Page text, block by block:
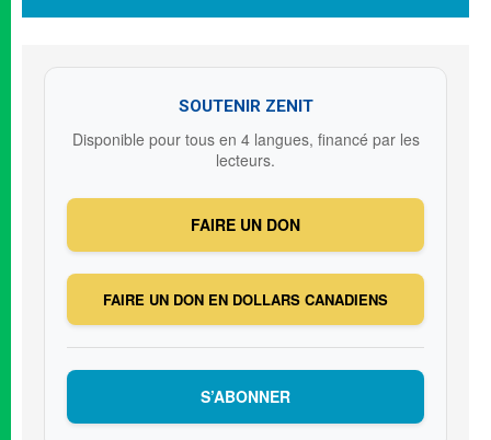
SOUTENIR ZENIT
Disponible pour tous en 4 langues, financé par les
lecteurs.
FAIRE UN DON
FAIRE UN DON EN DOLLARS CANADIENS
S’ABONNER